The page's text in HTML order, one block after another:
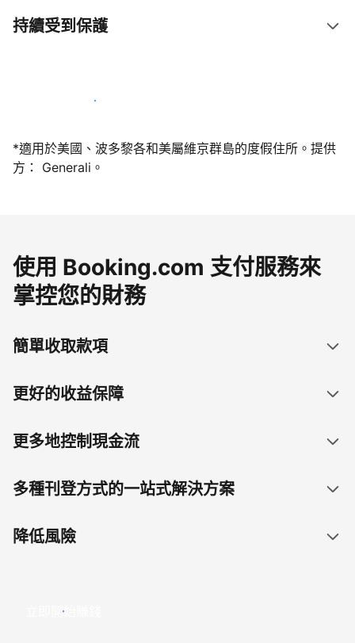
持續受到保護
今天就和我們一起當屋主
*適用於美國、波多黎各和美屬維京群島的度假住所。提供
方： Generali。
使用 Booking.com 支付服務來
掌控您的財務
簡單收取款項
更好的收益保障
更多地控制現金流
多種刊登方式的一站式解決方案
降低風險
立即開始賺錢